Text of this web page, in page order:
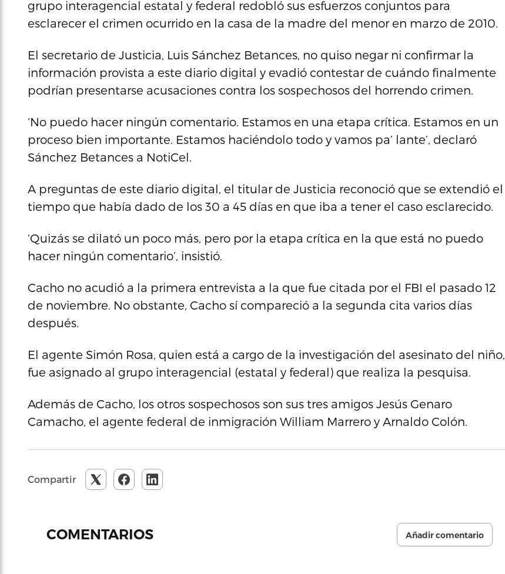
grupo interagencial estatal y federal redobló sus esfuerzos conjuntos para
esclarecer el crimen ocurrido en la casa de la madre del menor en marzo de 2010.
El secretario de Justicia, Luis Sánchez Betances, no quiso negar ni confirmar la
información provista a este diario digital y evadió contestar de cuándo finalmente
podrían presentarse acusaciones contra los sospechosos del horrendo crimen.
‘No puedo hacer ningún comentario. Estamos en una etapa crítica. Estamos en un
proceso bien importante. Estamos haciéndolo todo y vamos pa’ lante’, declaró
Sánchez Betances a NotiCel.
A preguntas de este diario digital, el titular de Justicia reconoció que se extendió el
tiempo que había dado de los 30 a 45 días en que iba a tener el caso esclarecido.
‘Quizás se dilató un poco más, pero por la etapa crítica en la que está no puedo
hacer ningún comentario’, insistió.
Cacho no acudió a la primera entrevista a la que fue citada por el FBI el pasado 12
de noviembre. No obstante, Cacho sí compareció a la segunda cita varios días
después.
El agente Simón Rosa, quien está a cargo de la investigación del asesinato del niño,
fue asignado al grupo interagencial (estatal y federal) que realiza la pesquisa.
Además de Cacho, los otros sospechosos son sus tres amigos Jesús Genaro
Camacho, el agente federal de inmigración William Marrero y Arnaldo Colón.
Compartir
COMENTARIOS Añadir comentario